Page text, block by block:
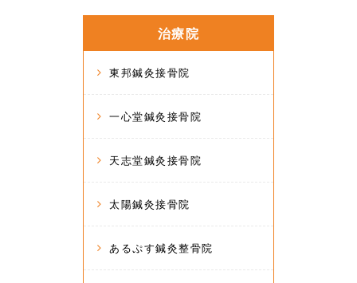
治療院
東邦鍼灸接骨院
一心堂鍼灸接骨院
天志堂鍼灸接骨院
太陽鍼灸接骨院
あるぷす鍼灸整骨院